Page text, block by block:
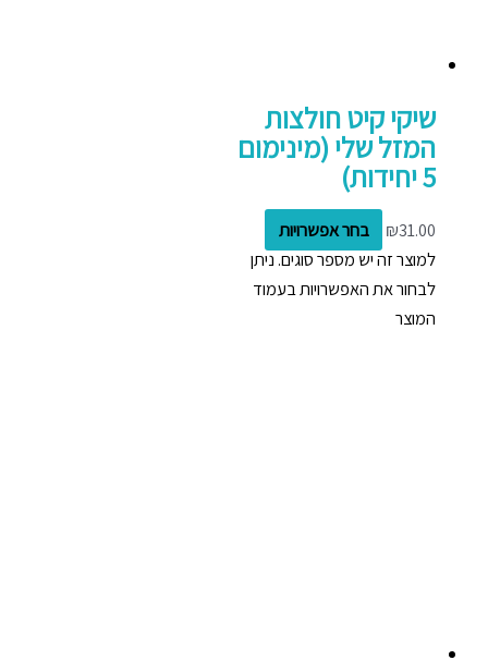
שיקי קיט חולצות
המזל שלי (מינימום
5 יחידות)
₪31.00
בחר אפשרויות
למוצר זה יש מספר סוגים. ניתן
לבחור את האפשרויות בעמוד
המוצר